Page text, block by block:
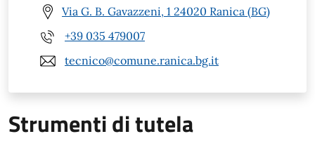
Via G. B. Gavazzeni, 1 24020 Ranica (BG)
+39 035 479007
tecnico@comune.ranica.bg.it
Strumenti di tutela